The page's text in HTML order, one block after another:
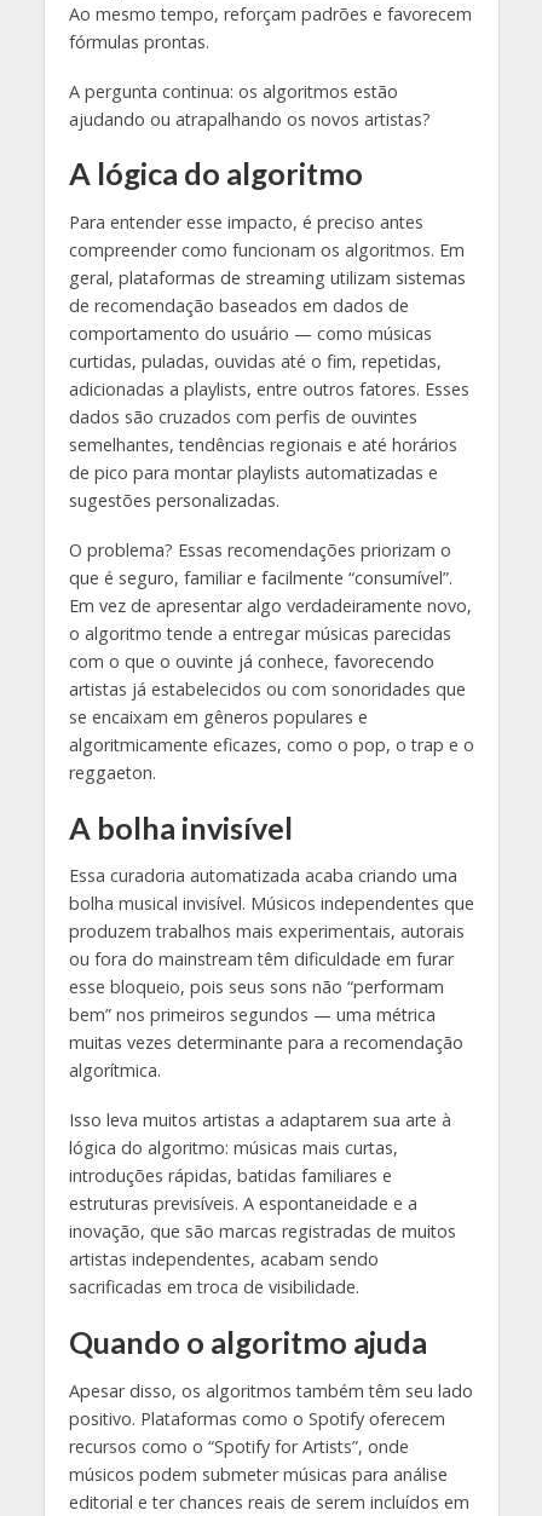
Ao mesmo tempo, reforçam padrões e favorecem
fórmulas prontas.
A pergunta continua: os algoritmos estão
ajudando ou atrapalhando os novos artistas?
A lógica do algoritmo
Para entender esse impacto, é preciso antes
compreender como funcionam os algoritmos. Em
geral, plataformas de streaming utilizam sistemas
de recomendação baseados em dados de
comportamento do usuário — como músicas
curtidas, puladas, ouvidas até o fim, repetidas,
adicionadas a playlists, entre outros fatores. Esses
dados são cruzados com perfis de ouvintes
semelhantes, tendências regionais e até horários
de pico para montar playlists automatizadas e
sugestões personalizadas.
O problema? Essas recomendações priorizam o
que é seguro, familiar e facilmente “consumível”.
Em vez de apresentar algo verdadeiramente novo,
o algoritmo tende a entregar músicas parecidas
com o que o ouvinte já conhece, favorecendo
artistas já estabelecidos ou com sonoridades que
se encaixam em gêneros populares e
algoritmicamente eficazes, como o pop, o trap e o
reggaeton.
A bolha invisível
Essa curadoria automatizada acaba criando uma
bolha musical invisível. Músicos independentes que
produzem trabalhos mais experimentais, autorais
ou fora do mainstream têm dificuldade em furar
esse bloqueio, pois seus sons não “performam
bem” nos primeiros segundos — uma métrica
muitas vezes determinante para a recomendação
algorítmica.
Isso leva muitos artistas a adaptarem sua arte à
lógica do algoritmo: músicas mais curtas,
introduções rápidas, batidas familiares e
estruturas previsíveis. A espontaneidade e a
inovação, que são marcas registradas de muitos
artistas independentes, acabam sendo
sacrificadas em troca de visibilidade.
Quando o algoritmo ajuda
Apesar disso, os algoritmos também têm seu lado
positivo. Plataformas como o Spotify oferecem
recursos como o “Spotify for Artists”, onde
músicos podem submeter músicas para análise
editorial e ter chances reais de serem incluídos em